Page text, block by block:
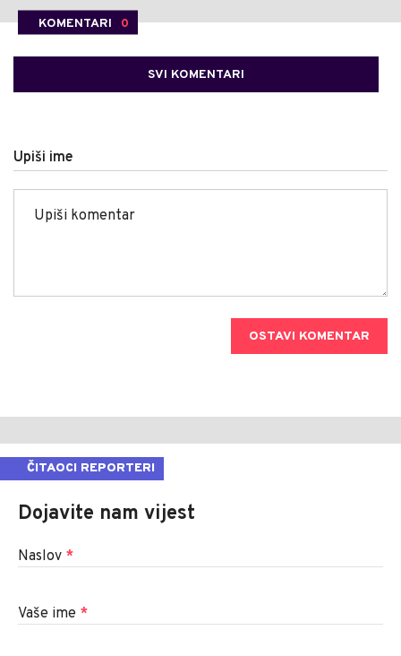
KOMENTARI 0
SVI KOMENTARI
Upiši ime
OSTAVI KOMENTAR
ČITAOCI REPORTERI
Dojavite nam vijest
Naslov *
Vaše ime *